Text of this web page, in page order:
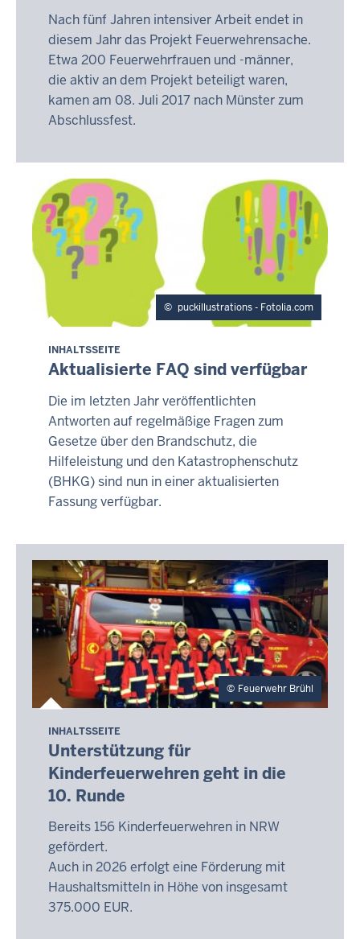
Nach fünf Jahren intensiver Arbeit endet in
diesem Jahr das Projekt Feuerwehrensache.
Etwa 200 Feuerwehrfrauen und -männer,
die aktiv an dem Projekt beteiligt waren,
kamen am 08. Juli 2017 nach Münster zum
Abschlussfest.
puckillustrations - Fotolia.com
INHALTSSEITE
Aktualisierte FAQ sind verfügbar
Die im letzten Jahr veröffentlichten
Antworten auf regelmäßige Fragen zum
Gesetze über den Brandschutz, die
Hilfeleistung und den Katastrophenschutz
(BHKG) sind nun in einer aktualisierten
Fassung verfügbar.
Feuerwehr Brühl
INHALTSSEITE
Unterstützung für
Kinderfeuerwehren geht in die
10. Runde
Bereits 156 Kinderfeuerwehren in NRW
gefördert.
Auch in 2026 erfolgt eine Förderung mit
Haushaltsmitteln in Höhe von insgesamt
375.000 EUR.